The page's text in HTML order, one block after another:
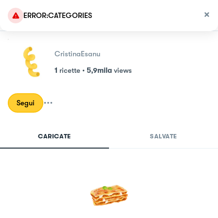
ERROR:CATEGORIES
CristinaEsanu
1 ricette • 5,9mila views
Segui
CARICATE SALVATE